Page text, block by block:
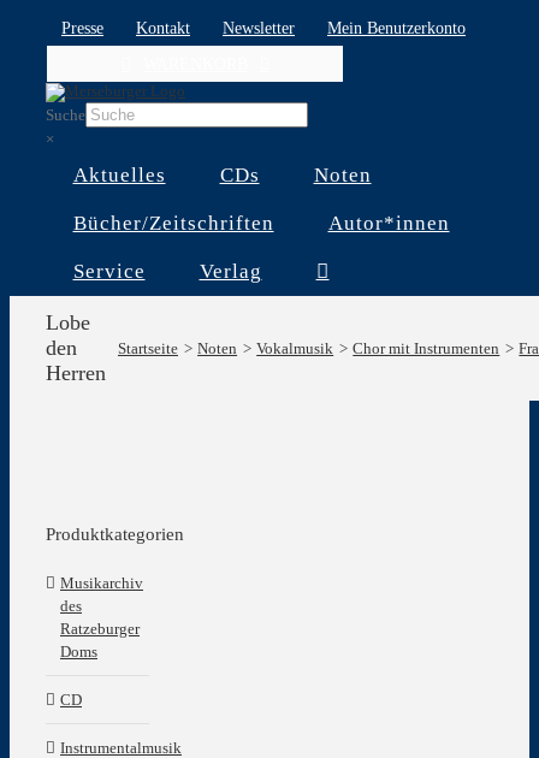
Presse Kontakt Newsletter
Mein Benutzerkonto
Suche
×
Aktuelles CDs Noten
Bücher/Zeitschriften Autor*innen
Service Verlag
Lobe
den
Herren
Startseite Noten Vokalmusik Chor mit Instrumenten
Produktkategorien
Musikarchiv
des
Ratzeburger
Doms
CD
Instrumentalmusik